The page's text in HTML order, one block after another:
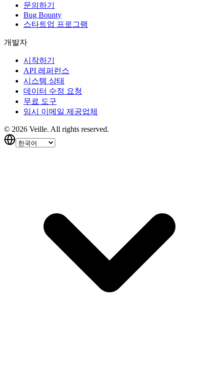
문의하기
Bug Bounty
스타트업 프로그램
개발자
시작하기
API 레퍼런스
시스템 상태
데이터 수정 요청
무료 도구
임시 이메일 제공업체
© 2026 Veille. All rights reserved.